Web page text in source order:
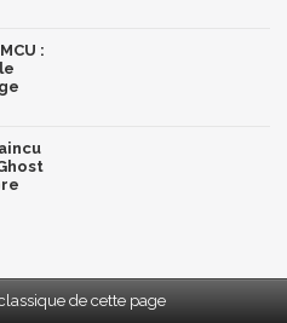
:
de cette page